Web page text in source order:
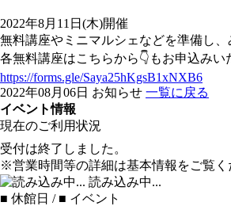
2022年8月11日(木)開催
無料講座やミニマルシェなどを準備し
各無料講座はこちらから👇もお申込みい
https://forms.gle/Saya25hKgsB1xNXB6
2022年08月06日 お知らせ 一覧に戻る
イベント情報
現在のご利用状況
受付は終了しました。
※営業時間等の詳細は基本情報をご覧く
読み込み中...
■ 休館日 / ■ イベント